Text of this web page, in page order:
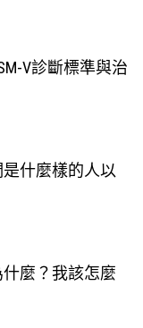
V診斷標準與治
什麼樣的人以
麼？我該怎麼